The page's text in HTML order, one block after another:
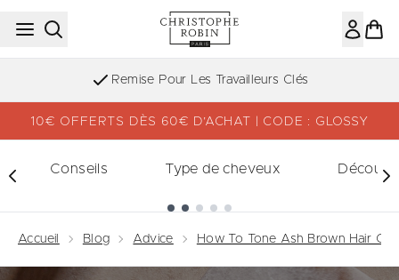
Passer au contenu principal
Inscription à la newsletter
10€ OFFERTS DÈS 60€ D’ACHAT | CODE : GLOSSY
Conseils Type de cheveux
Accueil Blog Advice How To Tone Ash Brown Hair